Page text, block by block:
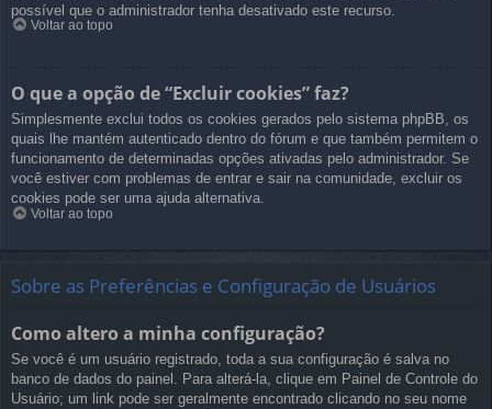
possível que o administrador tenha desativado este recurso.
Voltar ao topo
O que a opção de “Excluir cookies” faz?
Simplesmente exclui todos os cookies gerados pelo sistema phpBB, os
quais lhe mantém autenticado dentro do fórum e que também permitem o
funcionamento de determinadas opções ativadas pelo administrador. Se
você estiver com problemas de entrar e sair na comunidade, excluir os
cookies pode ser uma ajuda alternativa.
Voltar ao topo
Sobre as Preferências e Configuração de Usuários
Como altero a minha configuração?
Se você é um usuário registrado, toda a sua configuração é salva no
banco de dados do painel. Para alterá-la, clique em Painel de Controle do
Usuário; um link pode ser geralmente encontrado clicando no seu nome